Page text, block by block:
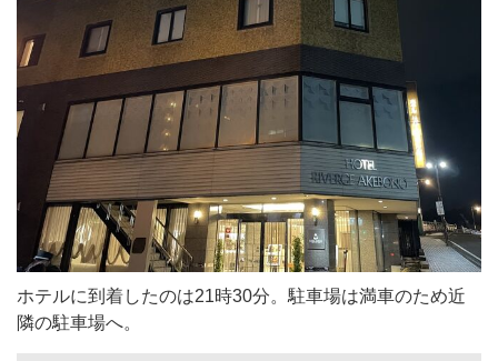
ホテルに到着したのは21時30分。駐車場は満車のため近
隣の駐車場へ。